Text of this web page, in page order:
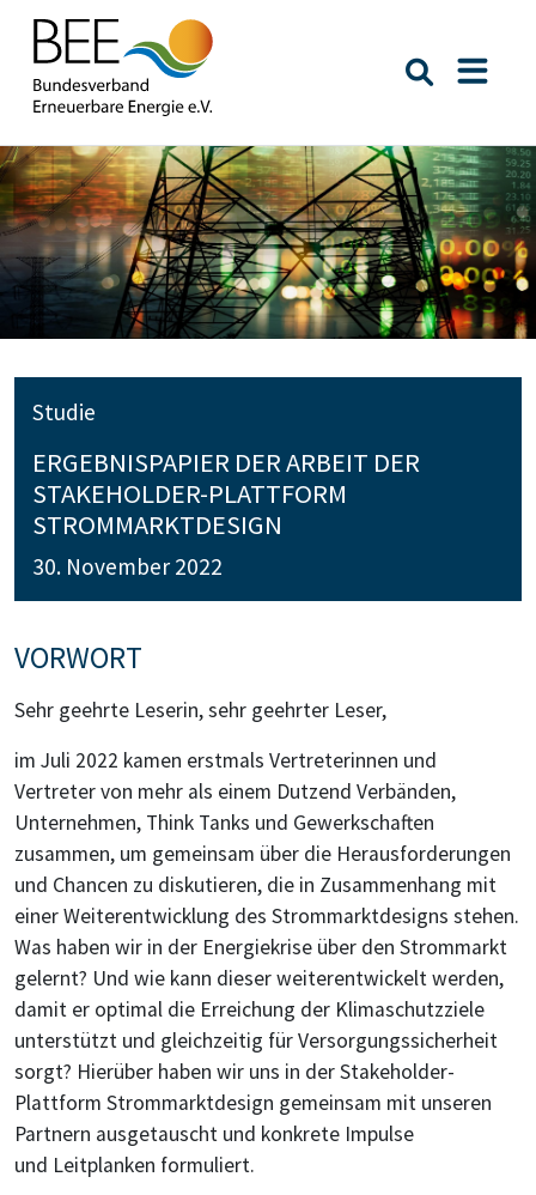
Suche
Studie
ERGEBNISPAPIER DER ARBEIT DER
STAKEHOLDER-PLATTFORM
STROMMARKTDESIGN
30. November 2022
VORWORT
Sehr geehrte Leserin, sehr geehrter Leser,
im Juli 2022 kamen erstmals Vertreterinnen und
Vertreter von mehr als einem Dutzend Verbänden,
Unternehmen, Think Tanks und Gewerkschaften
zusammen, um gemeinsam über die Herausforderungen
und Chancen zu diskutieren, die in Zusammenhang mit
einer Weiterentwicklung des Strommarktdesigns stehen.
Was haben wir in der Energiekrise über den Strommarkt
gelernt? Und wie kann dieser weiterentwickelt werden,
damit er optimal die Erreichung der Klimaschutzziele
unterstützt und gleichzeitig für Versorgungssicherheit
sorgt? Hierüber haben wir uns in der Stakeholder-
Plattform Strommarktdesign gemeinsam mit unseren
Partnern ausgetauscht und konkrete Impulse
und Leitplanken formuliert.